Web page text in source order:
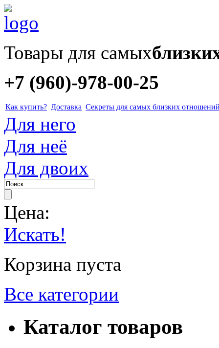
Товары для самых
+7 (960)-978-00-25
Как купить? Доставка Секреты для самых близких
Для него
Для неё
Для двоих
Цена:
Искать!
Корзина пуста
Все категории
Каталог товаров